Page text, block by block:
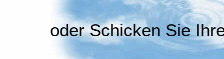
oder Schicken Sie